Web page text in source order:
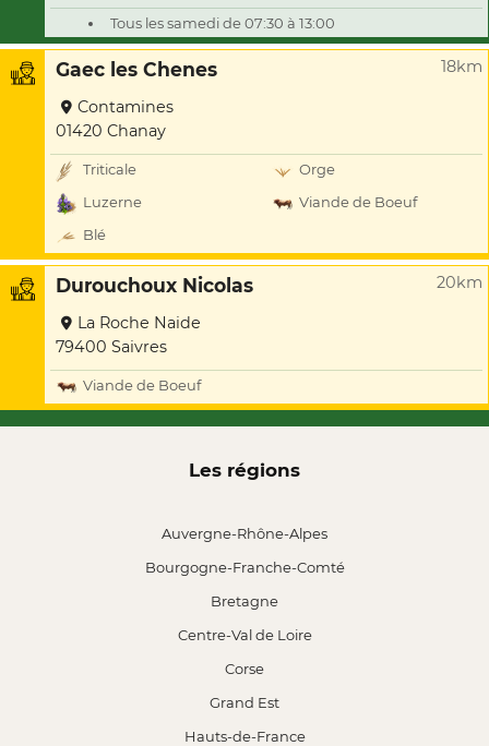
Tous les samedi de 07:30 à 13:00
Gaec les Chenes 18km
Contamines
01420 Chanay
Triticale
Orge
Luzerne
Viande de Boeuf
Blé
Durouchoux Nicolas 20km
La Roche Naide
79400 Saivres
Viande de Boeuf
Les régions
Auvergne-Rhône-Alpes
Bourgogne-Franche-Comté
Bretagne
Centre-Val de Loire
Corse
Grand Est
Hauts-de-France